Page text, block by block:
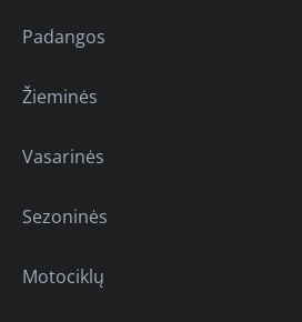
Padangos
Žieminės
Vasarinės
Sezoninės
Motociklų